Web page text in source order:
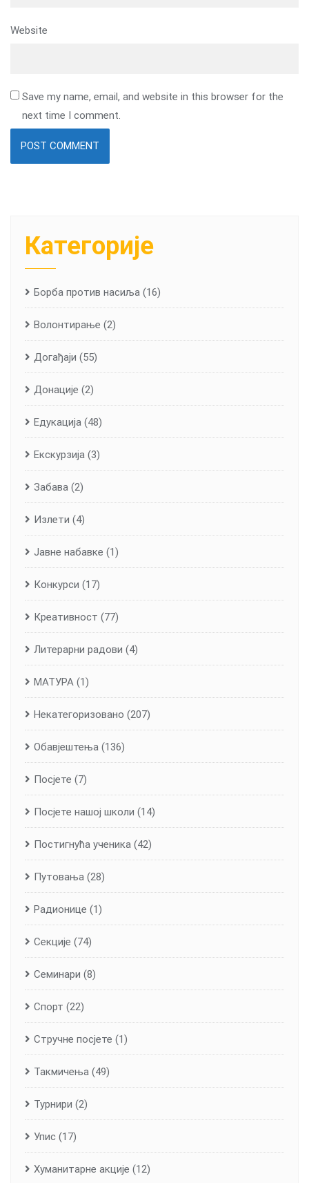
Website
Save my name, email, and website in this browser for the
next time I comment.
Категорије
Борба против насиља (16)
Волонтирање (2)
Догађаји (55)
Донације (2)
Едукација (48)
Екскурзија (3)
Забава (2)
Излети (4)
Јавне набавке (1)
Конкурси (17)
Креативност (77)
Литерарни радови (4)
МАТУРА (1)
Некатегоризовано (207)
Обавјештења (136)
Посјете (7)
Посјете нашој школи (14)
Постигнућа ученика (42)
Путовања (28)
Радионице (1)
Секције (74)
Семинари (8)
Спорт (22)
Стручне посјете (1)
Такмичења (49)
Турнири (2)
Упис (17)
Хуманитарне aкције (12)